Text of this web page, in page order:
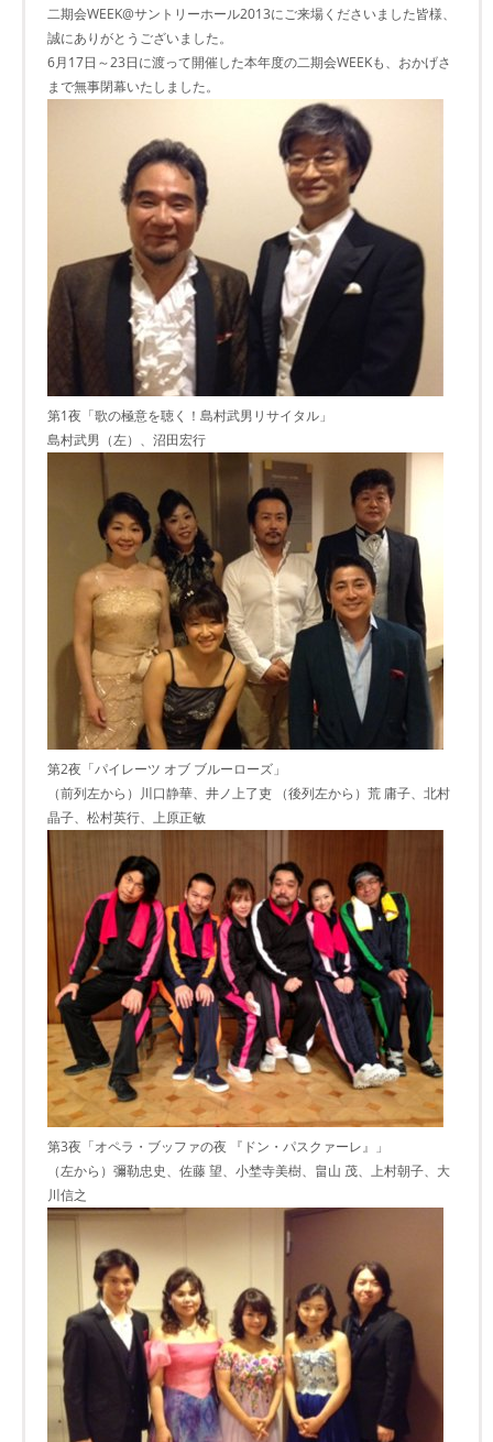
二期会WEEK@サントリーホール2013にご来場くださいました皆様、
誠にありがとうございました。
6月17日～23日に渡って開催した本年度の二期会WEEKも、おかげさ
まで無事閉幕いたしました。
第1夜「歌の極意を聴く！島村武男リサイタル」
島村武男（左）、沼田宏行
第2夜「パイレーツ オブ ブルーローズ」
（前列左から）川口静華、井ノ上了吏 （後列左から）荒 庸子、北村
晶子、松村英行、上原正敏
第3夜「オペラ・ブッファの夜 『ドン・パスクァーレ』」
（左から）彌勒忠史、佐藤 望、小埜寺美樹、畠山 茂、上村朝子、大
川信之